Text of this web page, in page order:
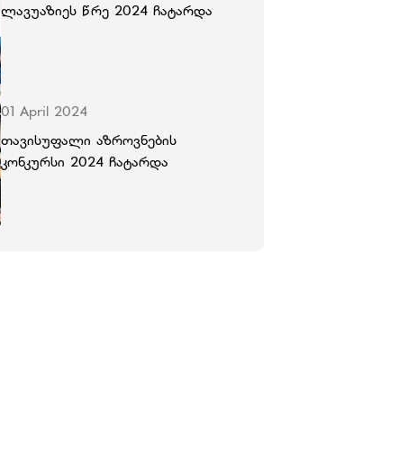
ლავუაზიეს წრე 2024 ჩატარდა
01 April 2024
თავისუფალი აზროვნების
კონკურსი 2024 ჩატარდა